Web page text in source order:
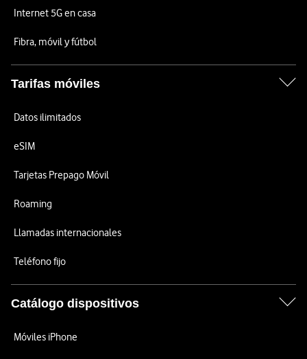
Internet 5G en casa
Fibra, móvil y fútbol
Tarifas móviles
Datos ilimitados
eSIM
Tarjetas Prepago Móvil
Roaming
Llamadas internacionales
Teléfono fijo
Catálogo dispositivos
Móviles iPhone